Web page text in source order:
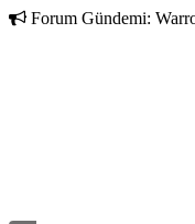
Forum Gündemi: